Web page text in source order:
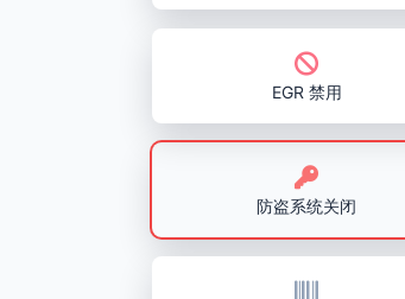
EGR 禁用
防盗系统关闭